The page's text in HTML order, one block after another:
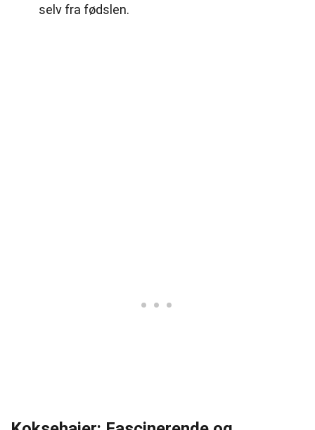
selv fra fødslen.